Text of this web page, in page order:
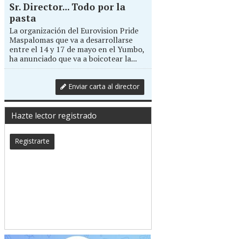
Sr. Director... Todo por la
pasta
La organización del Eurovision Pride
Maspalomas que va a desarrollarse
entre el 14 y 17 de mayo en el Yumbo,
ha anunciado que va a boicotear la...
Enviar carta al director
Hazte lector registrado
Registrarte